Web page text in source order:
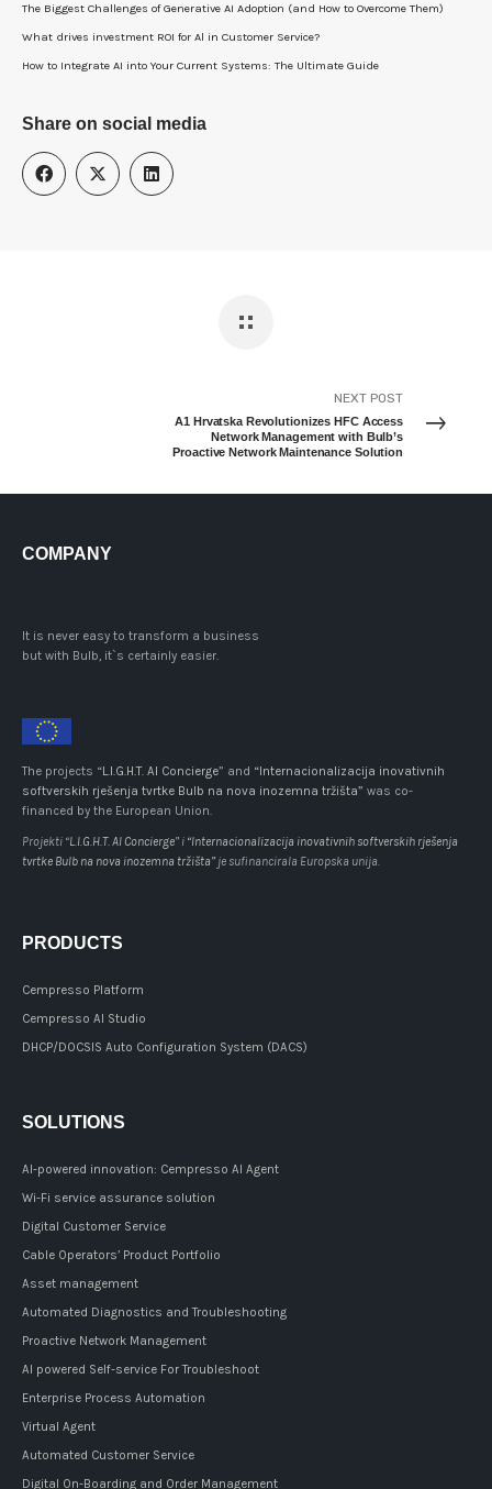
The Biggest Challenges of Generative AI Adoption (and How to Overcome Them)
What drives investment ROI for Al in Customer Service?
How to Integrate AI into Your Current Systems: The Ultimate Guide
Share on social media
NEXT POST
A1 Hrvatska Revolutionizes HFC Access
Network Management with Bulb’s
Proactive Network Maintenance Solution
COMPANY
It is never easy to transform a business
but with Bulb, it`s certainly easier.
The projects “L.I.G.H.T. AI Concierge” and “Internacionalizacija inovativnih
softverskih rješenja tvrtke Bulb na nova inozemna tržišta” was co-
financed by the European Union.
Projekti “L.I.G.H.T. AI Concierge” i “Internacionalizacija inovativnih softverskih rješenja
tvrtke Bulb na nova inozemna tržišta” je sufinancirala Europska unija.
PRODUCTS
Cempresso Platform
Cempresso AI Studio
DHCP/DOCSIS Auto Configuration System (DACS)
SOLUTIONS
AI-powered innovation: Cempresso AI Agent
Wi-Fi service assurance solution
Digital Customer Service
Cable Operators’ Product Portfolio
Asset management
Automated Diagnostics and Troubleshooting
Proactive Network Management
AI powered Self-service For Troubleshoot
Enterprise Process Automation
Virtual Agent
Automated Customer Service
Digital On-Boarding and Order Management